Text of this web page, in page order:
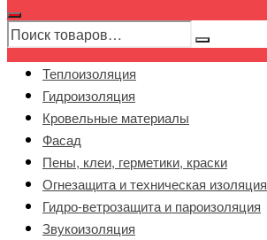
Теплоизоляция
Гидроизоляция
Кровельные материалы
Фасад
Пены, клеи, герметики, краски
Огнезащита и техническая изоляция
Гидро-ветрозащита и пароизоляция
Звукоизоляция